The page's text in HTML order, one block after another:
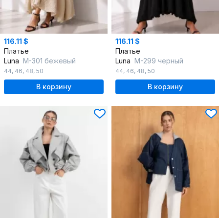
116.11 $
Платье
Luna М-301 бежевый
44, 46, 48, 50
В корзину
116.11 $
Платье
Luna М-299 черный
44, 46, 48, 50
В корзину